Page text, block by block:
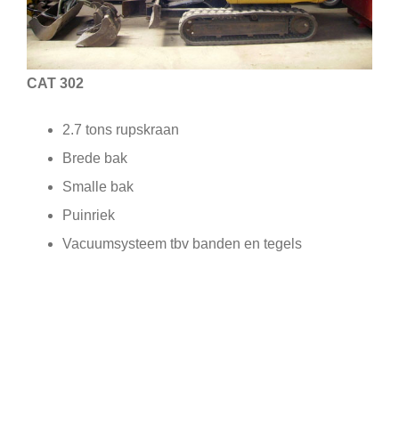
CAT 302
2.7 tons rupskraan
Brede bak
Smalle bak
Puinriek
Vacuumsysteem tbv banden en tegels